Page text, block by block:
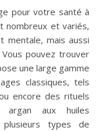
pour votre santé à
nombreux et variés,
mentale, mais aussi
pouvez trouver
une large gamme
classiques, tels
encore des rituels
argan aux huiles
types de